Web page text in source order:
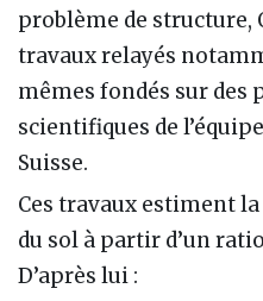
problème de structure,
travaux relayés
mêmes fondés sur des
scientifiques de
Suisse.
Ces travaux estiment
du sol à partir d’un
D’après lui :